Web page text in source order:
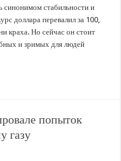
синонимом стабильности и
доллара перевалил за 100,
краха. Но сейчас он стоит
и зримых для людей
попыток
газу